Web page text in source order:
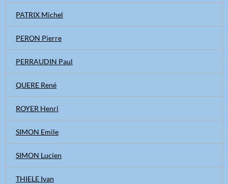
PATRIX Michel
PERON Pierre
PERRAUDIN Paul
QUERE René
ROYER Henri
SIMON Emile
SIMON Lucien
THIELE Ivan